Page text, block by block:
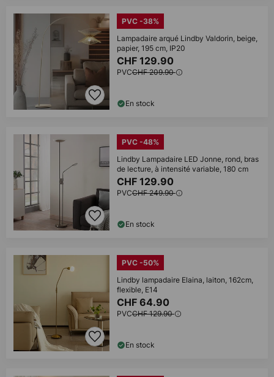
PVC -38%
Lampadaire arqué Lindby Valdorin, beige,
papier, 195 cm, IP20
CHF 129.90
PVCCHF 209.90
En stock
PVC -48%
Lindby Lampadaire LED Jonne, rond, bras
de lecture, à intensité variable, 180 cm
CHF 129.90
PVCCHF 249.90
En stock
PVC -50%
Lindby lampadaire Elaina, laiton, 162cm,
flexible, E14
CHF 64.90
PVCCHF 129.90
En stock